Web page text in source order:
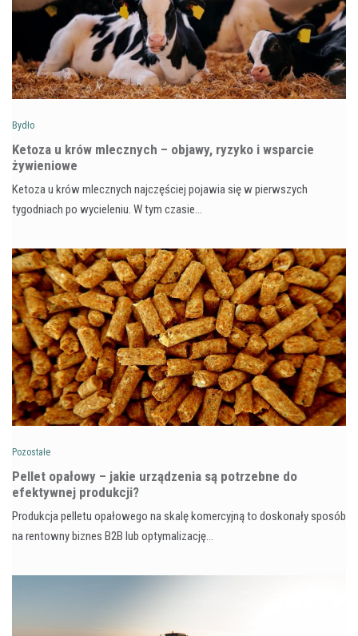
Bydło
Ketoza u krów mlecznych – objawy, ryzyko i wsparcie
żywieniowe
Ketoza u krów mlecznych najczęściej pojawia się w pierwszych
tygodniach po wycieleniu. W tym czasie…
Pozostałe
Pellet opałowy – jakie urządzenia są potrzebne do
efektywnej produkcji?
Produkcja pelletu opałowego na skalę komercyjną to doskonały sposób
na rentowny biznes B2B lub optymalizację…